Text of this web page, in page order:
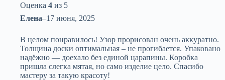
Оценка 4 из 5
Елена–17 июня, 2025
В целом понравилось! Узор прорисован очень аккуратно.
Толщина доски оптимальная – не прогибается. Упаковано
надёжно — доехало без единой царапины. Коробка
пришла слегка мятая, но само изделие цело. Спасибо
мастеру за такую красоту!